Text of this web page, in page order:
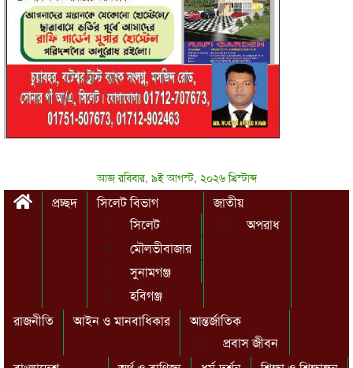
আজ রবিবার, ৯ই আগস্ট, ২০২৬ খ্রিস্টাব্দ
প্রচ্ছদ
সিলেট বিভাগ
সিলেট
মৌলভীবাজার
সুনামগঞ্জ
হবিগঞ্জ
জাতীয়
অপরাধ
রাজনীতি আইন ও মানবাধিকার
আন্তর্জাতিক
প্রবাস জীবন